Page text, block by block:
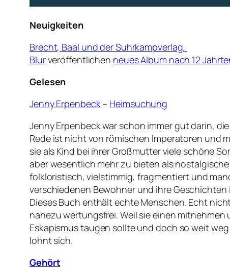
Neuigkeiten
Brecht, Baal und der Suhrkampverlag.
Blurveröffentlichen neues Album nach 12
Gelesen
Jenny Erpenbeck– Heimsuchung
Jenny Erpenbeck war schon immer gut darin,
Rede ist nicht von römischen Imperatoren und
sie als Kind bei ihrer Großmutter viele schöne
aber wesentlich mehr zu bieten als
folkloristisch, vielstimmig, fragmentiert und
verschiedenen Bewohner und ihre
Dieses Buch enthält echte Menschen. Echt
nahezu wertungsfrei. Weil sie einen
Eskapismus taugen sollte und doch so weit
lohnt sich.
Gehört